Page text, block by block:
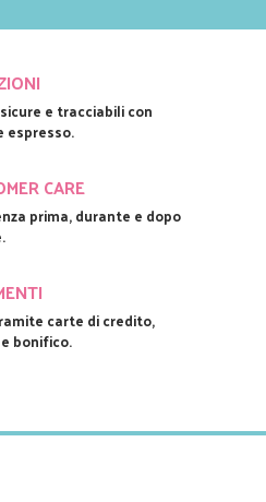
e tracciabili con
espresso.
CARE
prima, durante e dopo
carte di credito,
bonifico.